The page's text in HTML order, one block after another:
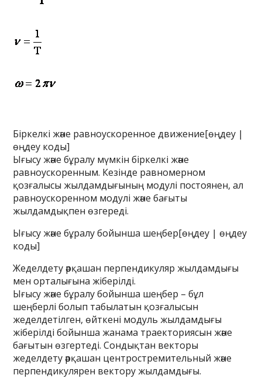
Біркелкі және равноускоренное движение[өңдеу |
өңдеу коды]
Ығысу және бұралу мүмкін біркелкі және
равноускоренным. Кезінде равномерном
қозғалысы жылдамдығының модулі постоянен, ал
равноускоренном модулі және бағыты
жылдамдықпен өзгереді.
Ығысу және бұралу бойынша шеңбер[өңдеу | өңдеу
коды]
Жеделдету әрқашан перпендикуляр жылдамдығы
мен орталығына жіберілді.
Ығысу және бұралу бойынша шеңбер – бұл
шеңберлі болып табылатын қозғалысын
жеделдетілген, өйткені модуль жылдамдығы
жіберілді бойынша жанама траекториясын және
бағытын өзгертеді. Сондықтан векторы
жеделдету әрқашан центростремительный және
перпендикулярен вектору жылдамдығы.